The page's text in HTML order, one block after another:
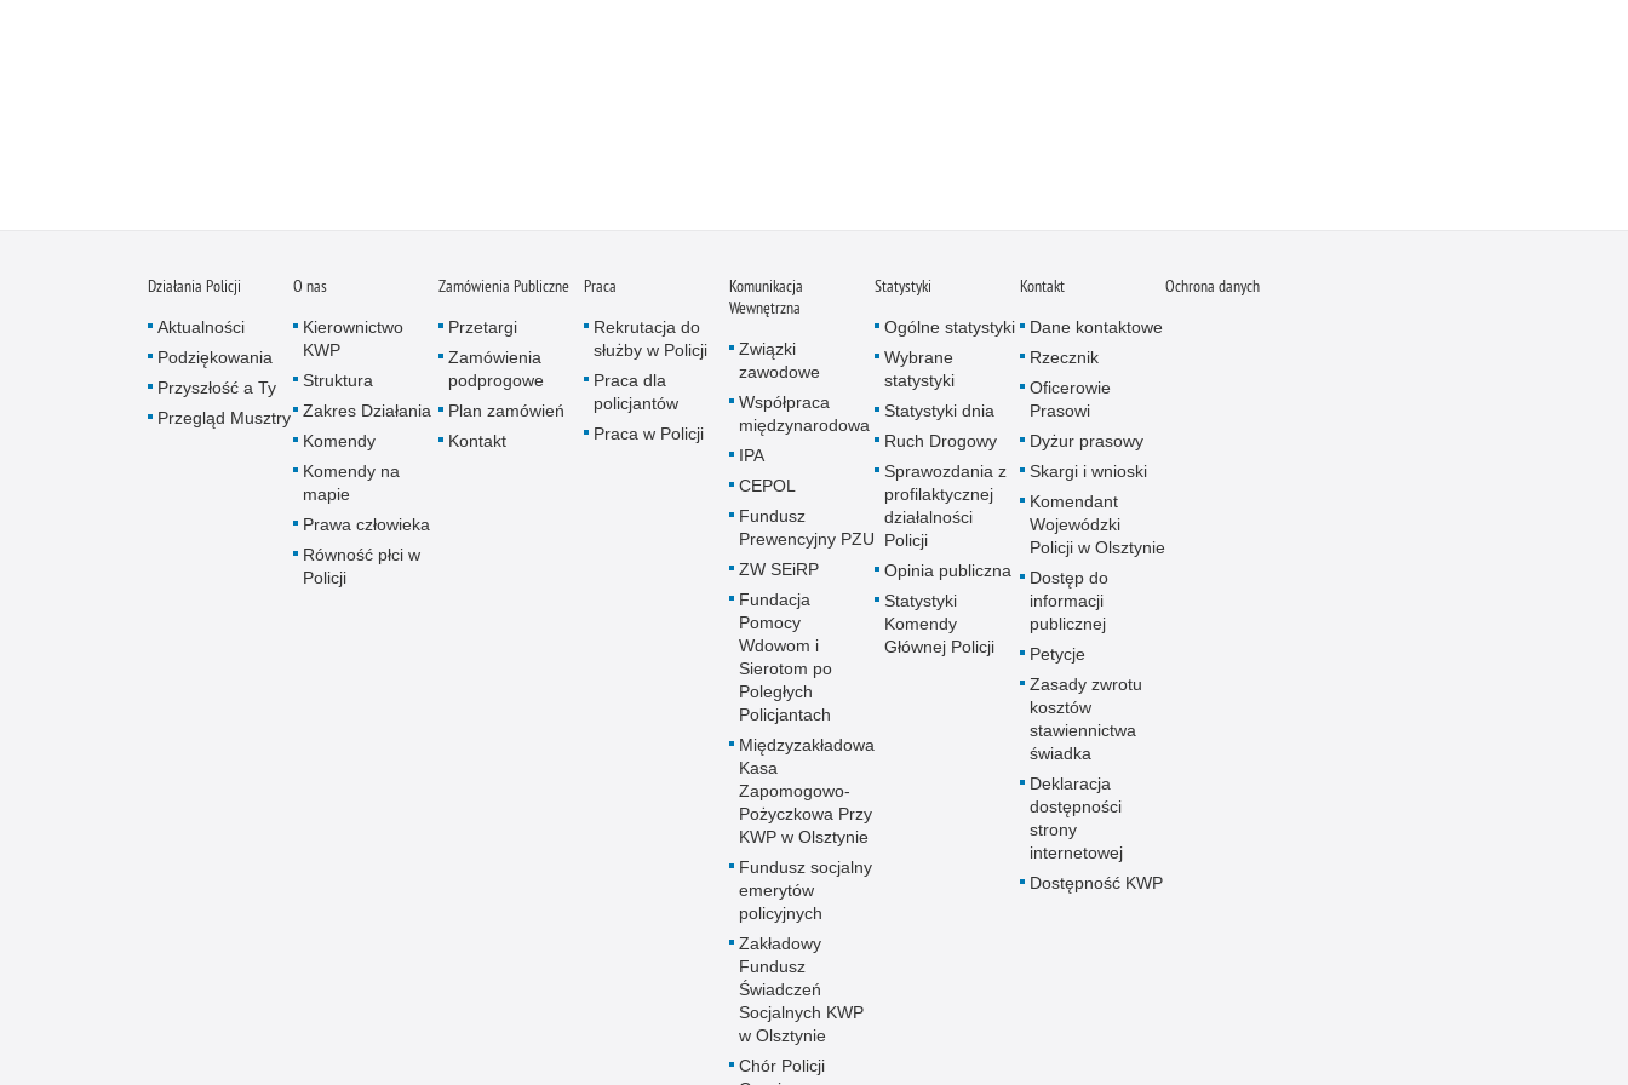
Działania Policji
Aktualności
Podziękowania
Przyszłość a Ty
Przegląd Musztry
O nas
Kierownictwo
KWP
Struktura
Zakres Działania
Komendy
Komendy na
mapie
Prawa człowieka
Równość płci w
Policji
Zamówienia Publiczne
Przetargi
Zamówienia
podprogowe
Plan zamówień
Kontakt
Praca
Rekrutacja do
służby w Policji
Praca dla
policjantów
Praca w Policji
Komunikacja
Wewnętrzna
Związki
zawodowe
Współpraca
międzynarodowa
IPA
CEPOL
Fundusz
Prewencyjny PZU
ZW SEiRP
Fundacja
Pomocy
Wdowom i
Sierotom po
Poległych
Policjantach
Międzyzakładowa
Kasa
Zapomogowo-
Pożyczkowa Przy
KWP w Olsztynie
Fundusz socjalny
emerytów
policyjnych
Zakładowy
Fundusz
Świadczeń
Socjalnych KWP
w Olsztynie
Chór Policji
Statystyki
Ogólne statystyki
Wybrane
statystyki
Statystyki dnia
Ruch Drogowy
Sprawozdania z
profilaktycznej
działalności
Policji
Opinia publiczna
Statystyki
Komendy
Głównej Policji
Kontakt
Dane kontaktowe
Rzecznik
Oficerowie
Prasowi
Dyżur prasowy
Skargi i wnioski
Komendant
Wojewódzki
Policji w Olsztynie
Dostęp do
informacji
publicznej
Petycje
Zasady zwrotu
kosztów
stawiennictwa
świadka
Deklaracja
dostępności
strony
internetowej
Dostępność KWP
Ochrona danych